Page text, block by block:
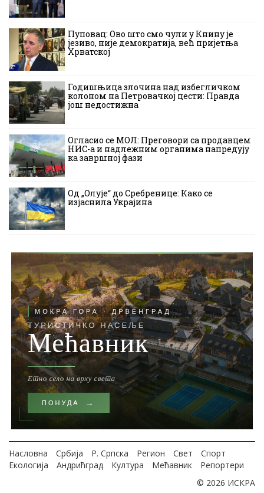
Пуповац: Ово што смо чули у Книну је
језиво, није демократија, већ пријетња
Хрватској
Годишњица злочина над избегличком
колоном на Петровачкој цести: Правда
још недостижна
Огласио се МОЛ: Преговори са продавцем
НИС-а и надлежним органима напредују
ка завршној фази
Од „Олује“ до Сребренице: Како се
изјаснила Украјина
Насловна Србија Р. Српска Регион Свет
Спорт
Екологија
Андрићград Култура Мећавник
Репортери
© 2026 ИСКРА